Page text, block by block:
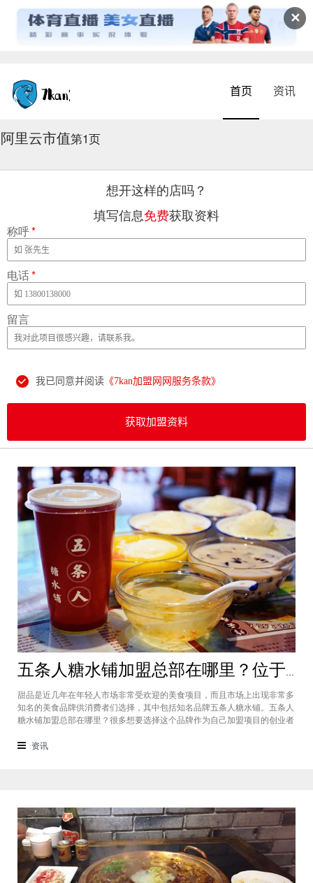
✕
首页 资讯
阿里云市值第1页
想开这样的店吗？
填写信息免费获取资料
称呼*
电话*
留言
我已同意并阅读 《7kan加盟网网服务条款》
获取加盟资料
五条人糖水铺加盟总部在哪里？位于福建厦门欢迎大家前来考察
甜品是近几年在年轻人市场非常受欢迎的美食项目，而且市场上出现非常多
知名的美食品牌供消费者们选择，其中包括知名品牌五条人糖水铺。五条人
糖水铺加盟总部在哪里？很多想要选择这个品牌作为自己加盟项目的创业者
门进行考察，带大家了解五条人糖水铺加盟情况，欢迎大家前来考察。五条
资讯